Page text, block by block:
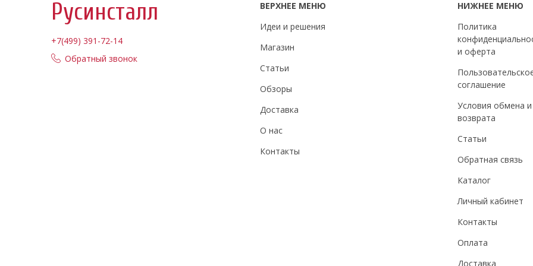
Русинсталл
+7(499) 391-72-14
Обратный звонок
ВЕРХНЕЕ МЕНЮ
Идеи и решения
Магазин
Статьи
Обзоры
Доставка
О нас
Контакты
НИЖНЕЕ МЕНЮ
Политика
и оферта
соглашение
Условия обмена и
возврата
Статьи
Обратная связь
Каталог
Личный кабинет
Контакты
Оплата
Доставка